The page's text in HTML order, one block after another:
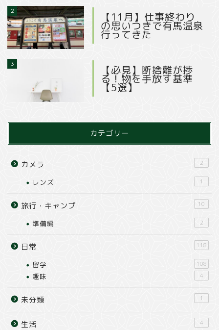
2 【11月】仕事終わり
の思いつきで有馬温泉
行ってきた
3 【必見】断捨離が捗
る！物を手放す基準
【5選】
カテゴリー
カメラ 2
レンズ 1
旅行・キャンプ 10
準備編 2
日常 118
留学 108
趣味 4
未分類 1
生活 4